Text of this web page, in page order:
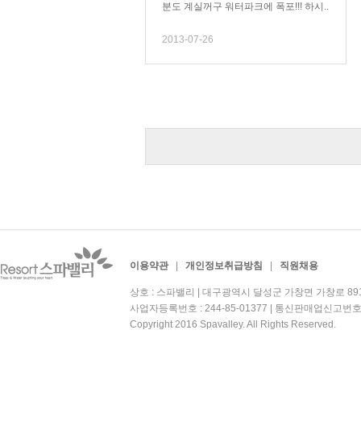
분도 계실꺼구 워터파크에 폭포!!! 하시..
2013-07-26
이용약관 개인정보취급방침 직원채용
상호 : 스파밸리 | 대구광역시 달성군 가창면 가창로
사업자등록번호 : 244-85-01377 | 통신판매업신고번
Copyright 2016 Spavalley. All Rights Reserved.